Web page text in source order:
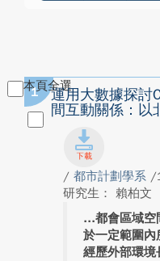
本頁全選
1
運用大數據探討
間互動關係：以
/ 都市計劃學系 /
研究生： 賴柏文
都會區域空
於一定範圍內
經歷外部環境